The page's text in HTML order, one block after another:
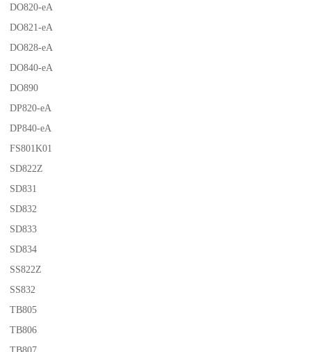
DO820-eA
DO821-eA
DO828-eA
DO840-eA
DO890
DP820-eA
DP840-eA
FS801K01
SD822Z
SD831
SD832
SD833
SD834
SS822Z
SS832
TB805
TB806